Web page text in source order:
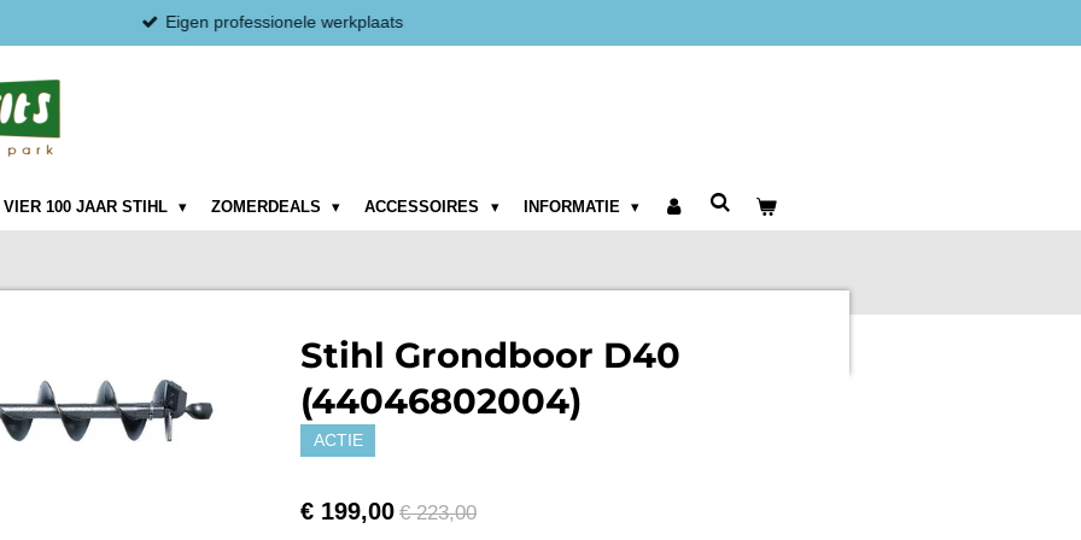
Eigen professionele werkplaats
VIER 100 JAAR STIHL ZOMERDEALS ACCESSOIRES INFORMATIE
Stihl Grondboor D40
(44046802004)
ACTIE
€ 199,00 € 223,00